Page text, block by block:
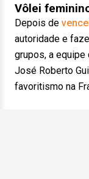
Vôlei
Depois de
autoridade e
grupos, a
José Roberto
favoritismo na